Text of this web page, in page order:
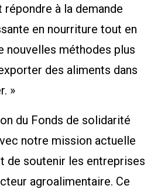
à la demande
en nourriture tout en
nouvelles méthodes plus
des aliments dans
»
du Fonds de solidarité
notre mission actuelle
de soutenir les entreprises
agroalimentaire. Ce